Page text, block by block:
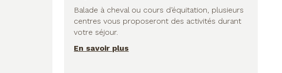
Balade à cheval ou cours d’équitation, plusieurs
centres vous proposeront des activités durant
votre séjour.
En savoir plus